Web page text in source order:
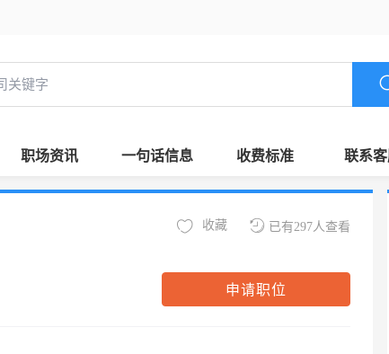
职场资讯 一句话信息 收费标准 联系
已有297人查看
收藏
申请职位